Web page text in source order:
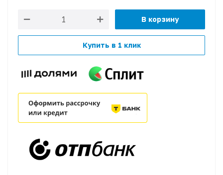
В корзину
Купить в 1 клик